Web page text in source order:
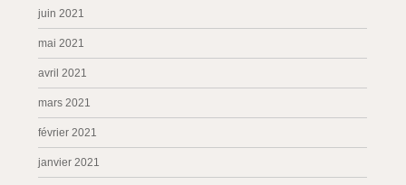
juin 2021
mai 2021
avril 2021
mars 2021
février 2021
janvier 2021